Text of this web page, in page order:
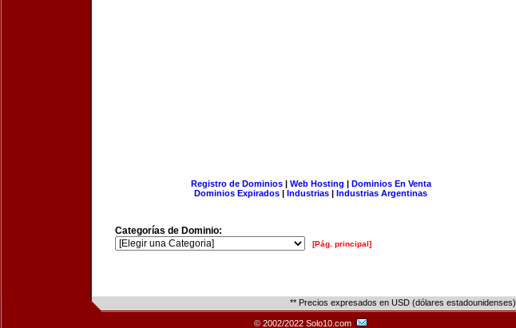
Registro de Dominios| Web Hosting | Dominios En Venta
Dominios Expirados | Industrias | Industrias Argentinas
Categorías de Dominio:
[Pág. principal]
** Precios expresados en USD (dólares estadounidenses)
© 2002/2022 Solo10.com